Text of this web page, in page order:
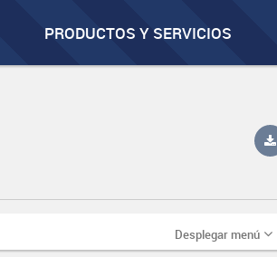
PRODUCTOS Y SERVICIOS
Desplegar menú